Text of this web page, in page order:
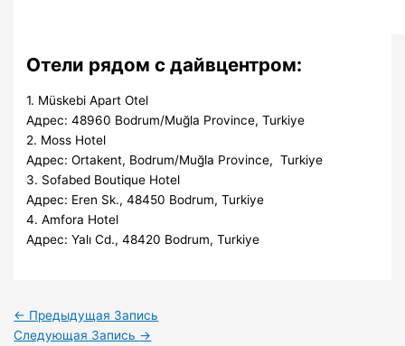
Отели рядом с дайвцентром:
1. Müskebi Apart Otel
Адрес: 48960 Bodrum/Muğla Province, Turkiye
2. Moss Hotel
Адрес: Ortakent, Bodrum/Muğla Province, Turkiye
3. Sofabed Boutique Hotel
Адрес: Eren Sk., 48450 Bodrum, Turkiye
4. Amfora Hotel
Адрес: Yalı Cd., 48420 Bodrum, Turkiye
← Предыдущая Запись
Следующая Запись →